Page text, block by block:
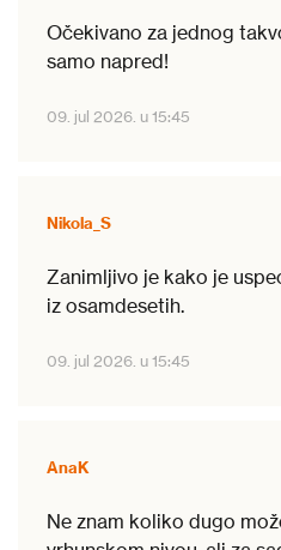
09. jul 2026. u 15:45
Očekivano za jednog
samo napred!
Nikola_S
09. jul 2026. u 15:45
Zanimljivo je kako je
iz osamdesetih.
AnaK
Ne znam koliko dugo